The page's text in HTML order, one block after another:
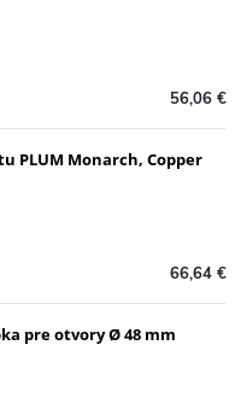
56,06 €
PLUM Monarch, Copper
66,64 €
pre otvory Ø 48 mm